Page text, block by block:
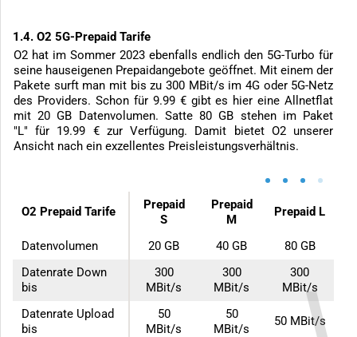
1.4. O2 5G-Prepaid Tarife
O2 hat im Sommer 2023 ebenfalls endlich den 5G-Turbo für
seine hauseigenen Prepaidangebote geöffnet. Mit einem der
Pakete surft man mit bis zu 300 MBit/s im 4G oder 5G-Netz
des Providers. Schon für 9.99 € gibt es hier eine Allnetflat
mit 20 GB Datenvolumen. Satte 80 GB stehen im Paket
"L" für 19.99 € zur Verfügung. Damit bietet O2 unserer
Ansicht nach ein exzellentes Preisleistungsverhältnis.
• • • •
O2 Prepaid Tarife
Prepaid
S
Prepaid
M
Prepaid L
Datenvolumen 20 GB 40 GB
80 GB
Datenrate Down
bis
300
MBit/s
300
MBit/s
300
MBit/s
Datenrate Upload
bis
50
MBit/s
50
MBit/s
50 MBit/s